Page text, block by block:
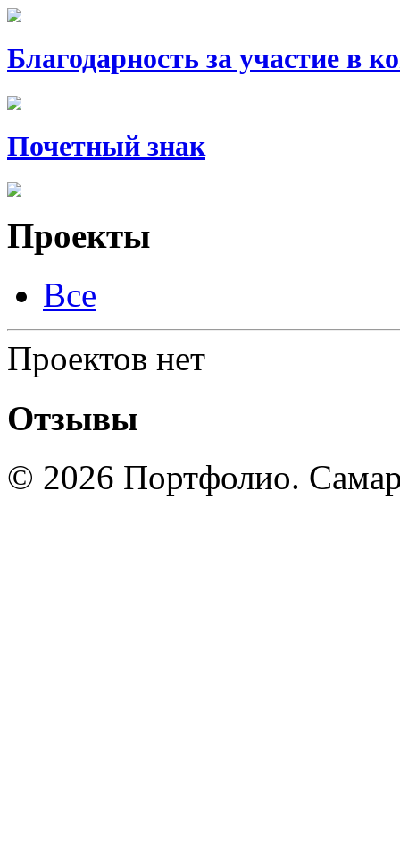
Благодарность за участие в
Почетный знак
Проекты
Все
Проектов нет
Отзывы
© 2026 Портфолио.